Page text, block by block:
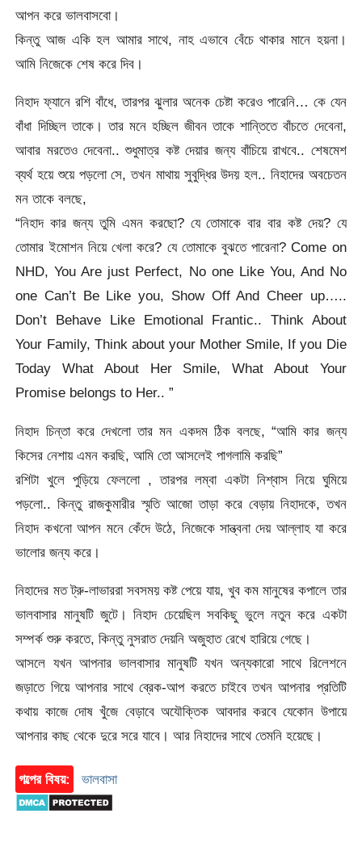
আপন করে ভালবাসবো।
কিন্তু আজ একি হল আমার সাথে, নাহ এভাবে বেঁচে থাকার মানে হয়না।
আমি নিজেকে শেষ করে দিব।
নিহাদ ফ্যানে রশি বাঁধে, তারপর ঝুলার অনেক চেষ্টা করেও পারেনি… কে যেন
বাঁধা দিচ্ছিল তাকে। তার মনে হচ্ছিল জীবন তাকে শান্তিতে বাঁচতে দেবেনা,
আবার মরতেও দেবেনা.. শুধুমাত্র কষ্ট দেয়ার জন্য বাঁচিয়ে রাখবে.. শেষমেশ
ব্যর্থ হয়ে শুয়ে পড়লো সে, তখন মাথায় সুবুদ্ধির উদয় হল.. নিহাদের অবচেতন
মন তাকে বলছে,
“নিহাদ কার জন্য তুমি এমন করছো? যে তোমাকে বার বার কষ্ট দেয়? যে
তোমার ইমোশন নিয়ে খেলা করে? যে তোমাকে বুঝতে পারেনা? Come on
NHD, You Are just Perfect, No one Like You, And No
one Can’t Be Like you, Show Off And Cheer up…..
Don’t Behave Like Emotional Frantic.. Think About
Your Family, Think about your Mother Smile, If you Die
Today What About Her Smile, What About Your
Promise belongs to Her.. ”
নিহাদ চিন্তা করে দেখলো তার মন একদম ঠিক বলছে, “আমি কার জন্য
কিসের নেশায় এমন করছি, আমি তো আসলেই পাগলামি করছি”
রশিটা খুলে পুড়িয়ে ফেললো , তারপর লম্বা একটা নিশ্বাস নিয়ে ঘুমিয়ে
পড়লো.. কিন্তু রাজকুমারীর স্মৃতি আজো তাড়া করে বেড়ায় নিহাদকে, তখন
নিহাদ কখনো আপন মনে কেঁদে উঠে, নিজেকে সান্ত্বনা দেয় আল্লাহ যা করে
ভালোর জন্য করে।
নিহাদের মত ট্রু-লাভাররা সবসময় কষ্ট পেয়ে যায়, খুব কম মানুষের কপালে তার
ভালবাসার মানুষটি জুটে। নিহাদ চেয়েছিল সবকিছু ভুলে নতুন করে একটা
সম্পর্ক শুরু করতে, কিন্তু নুসরাত দেয়নি অজুহাত রেখে হারিয়ে গেছে।
আসলে যখন আপনার ভালবাসার মানুষটি যখন অন্যকারো সাথে রিলেশনে
জড়াতে গিয়ে আপনার সাথে ব্রেক-আপ করতে চাইবে তখন আপনার প্রতিটি
কথায় কাজে দোষ খুঁজে বেড়াবে অযৌক্তিক আবদার করবে যেকোন উপায়ে
আপনার কাছ থেকে দুরে সরে যাবে। আর নিহাদের সাথে তেমনি হয়েছে।
গল্পের বিষয়: ভালবাসা